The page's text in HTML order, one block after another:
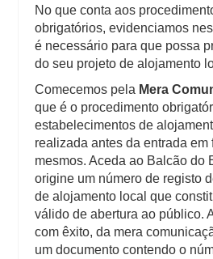
No que conta aos
obrigatórios, evidenciamos
é necessário para que possa
do seu projeto de alojamento
Comecemos pela Mera
que é o procedimento
estabelecimentos de
realizada antes da entrada
mesmos. Aceda ao Balcão do
origine um número de registo
de alojamento local que
válido de abertura ao público.
com êxito, da mera
um documento contendo o